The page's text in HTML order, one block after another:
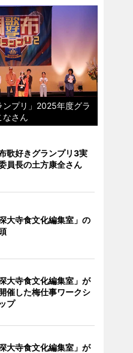
ンプリ」2025年度グラ
なさん
歌好きグランプリ3実
員長の土方康全さん
深大寺食文化編集室」の
深大寺食文化編集室」が
催した梅仕事ワークシ
プ
深大寺食文化編集室」が